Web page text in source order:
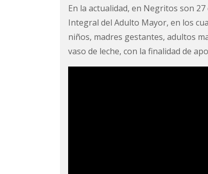
En la actualidad, en Negritos son
Integral del Adulto Mayor, en los
niños, madres gestantes, adultos
vaso de leche, con la finalidad de